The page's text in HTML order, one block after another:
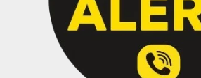
αίτησης υπογεγραμμένης καθώς
κατά περίπτωση
προαναφερόμενης προθεσμίας,
περαιτέρω διαδικασία.